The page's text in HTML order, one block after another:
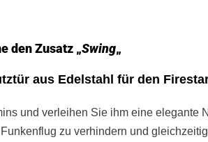
den Zusatz „Swing„
aus Edelstahl für den
und verleihen Sie ihm eine
zu verhindern und